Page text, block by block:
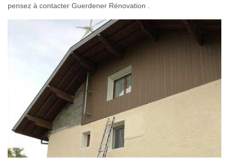
pensez à contacter Guerdener Rénovation .